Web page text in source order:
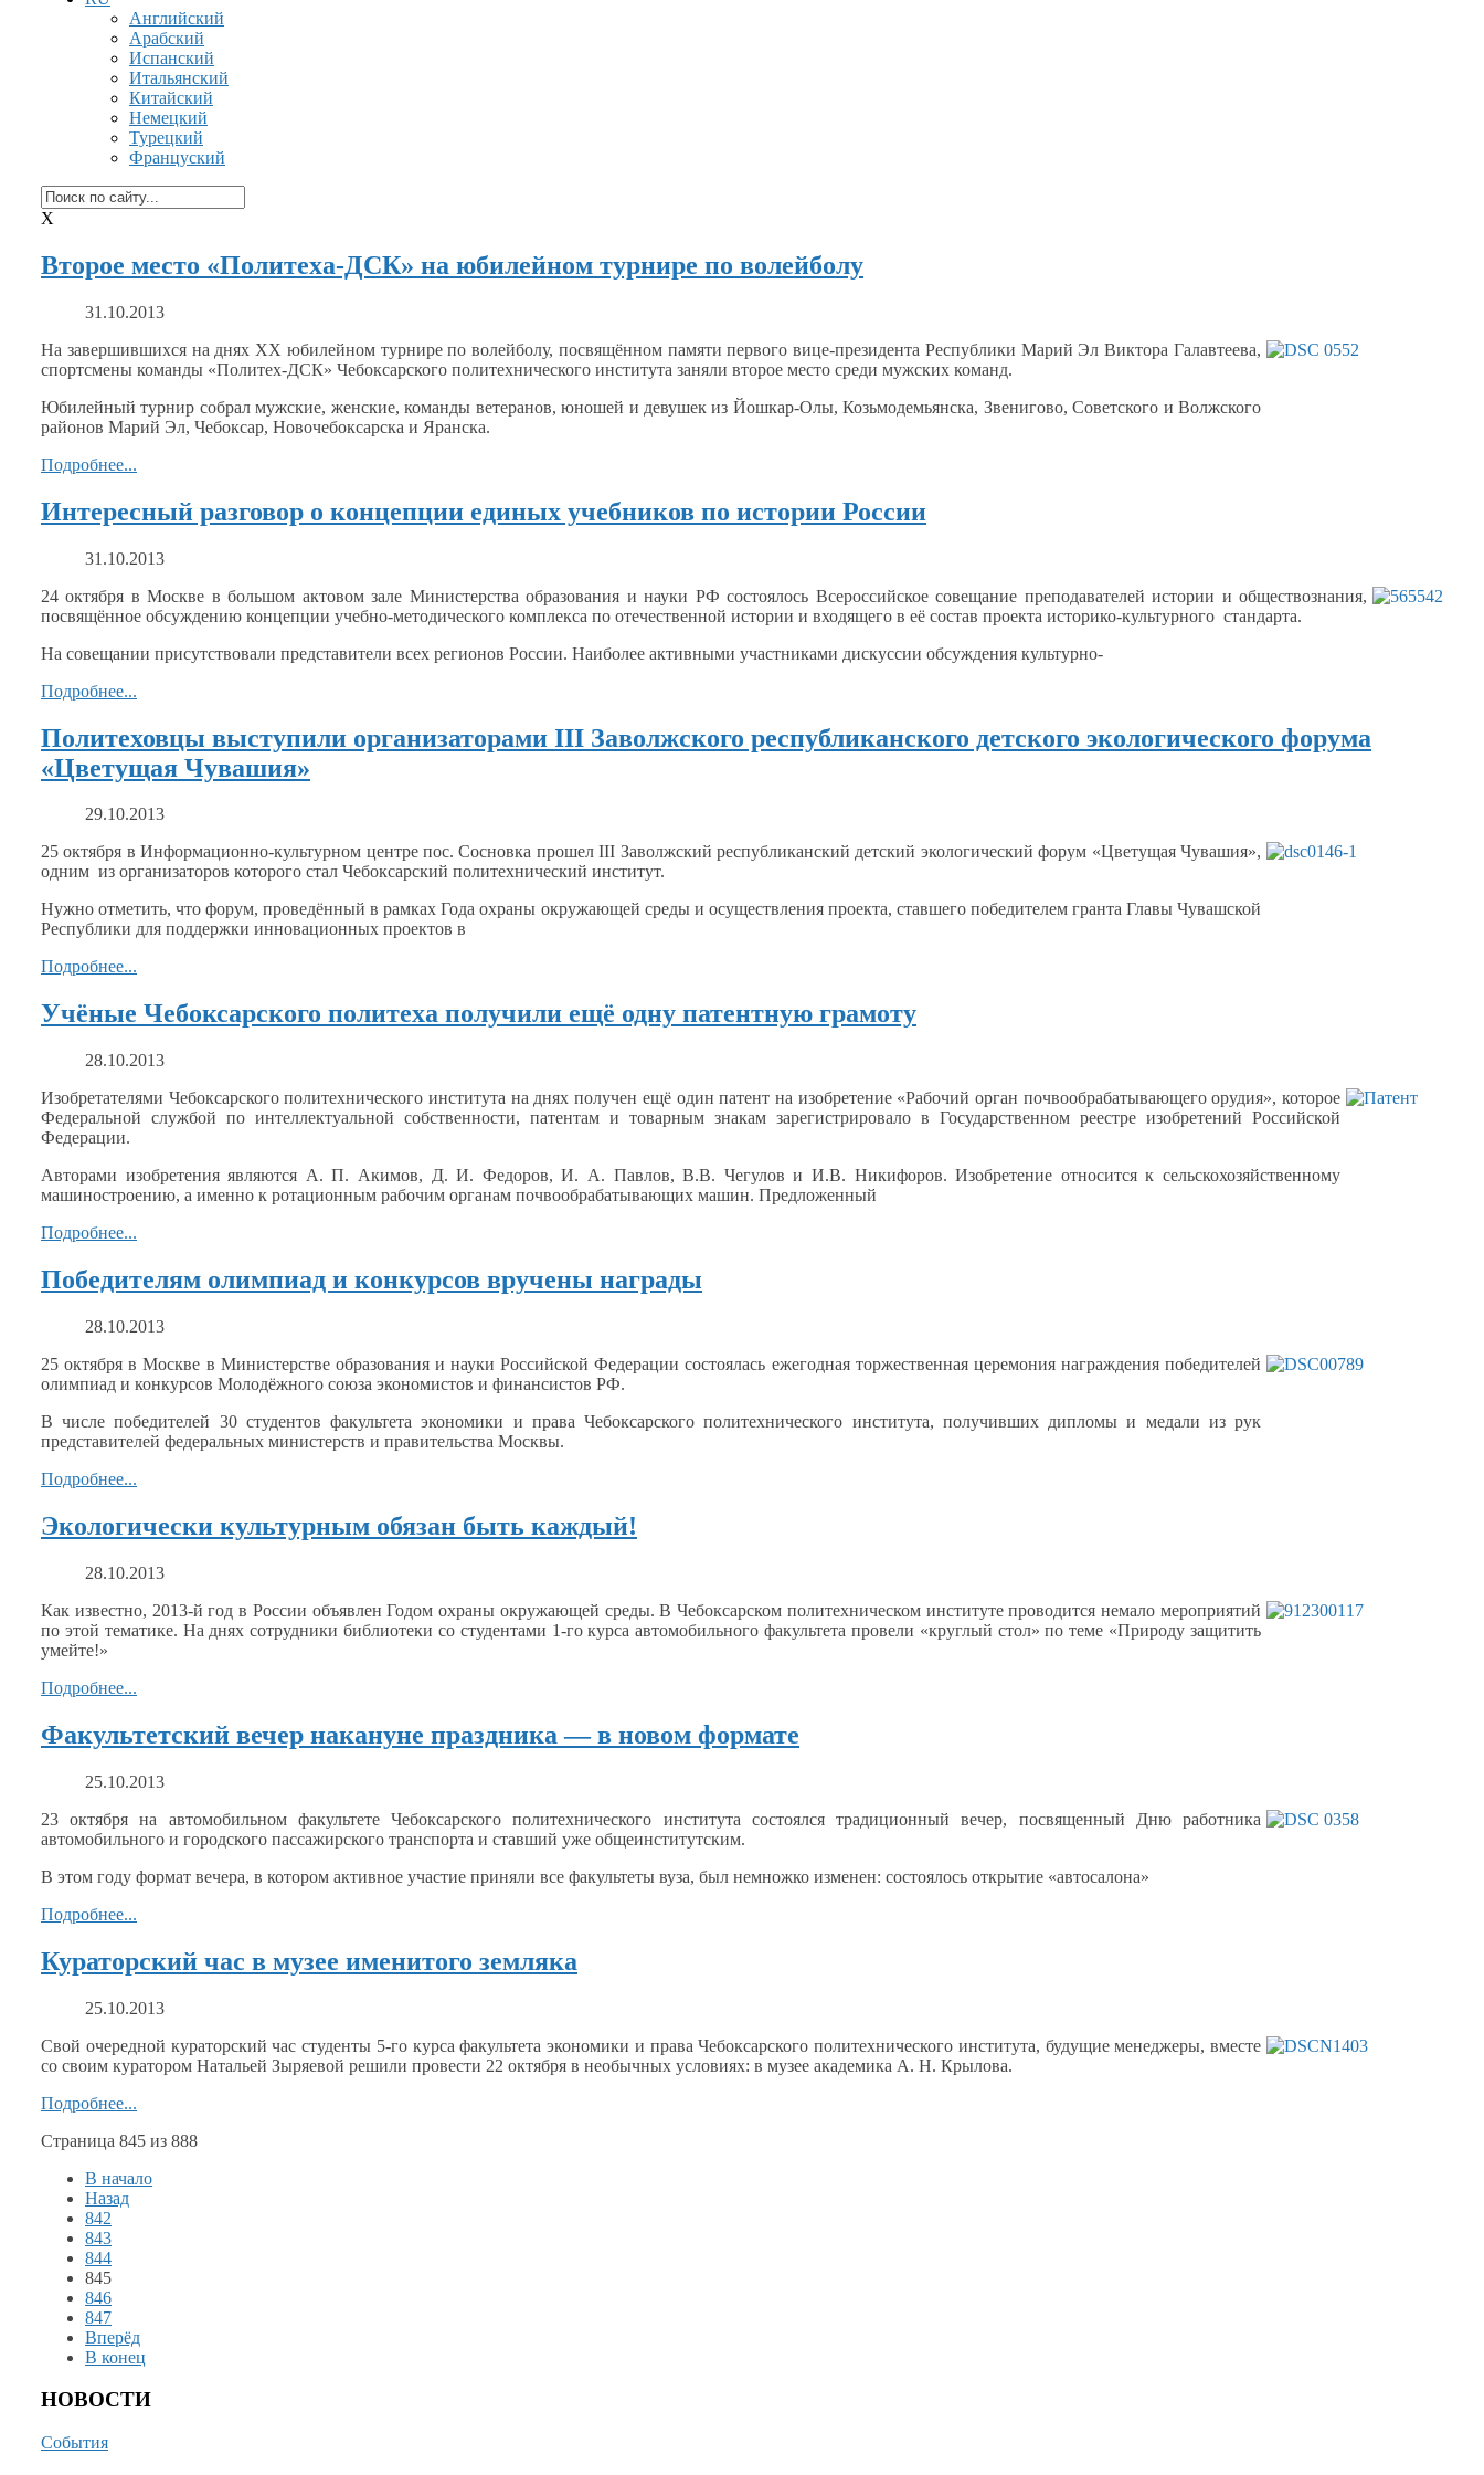
Английский
Арабский
Испанский
Итальянский
Китайский
Немецкий
Турецкий
Француский
X
Второе место «Политеха-ДСК» на юбилейном турнире по волейболу
31.10.2013
На завершившихся на днях ХХ юбилейном турнире по волейболу, посвящённом памяти первого вице-президента Республики Марий Эл Виктора Галавтеева,
спортсмены команды «Политех-ДСК» Чебоксарского политехнического института заняли второе место среди мужских команд.
Юбилейный турнир собрал мужские, женские, команды ветеранов, юношей и девушек из Йошкар-Олы, Козьмодемьянска, Звенигово, Советского и Волжского
районов Марий Эл, Чебоксар, Новочебоксарска и Яранска.
Подробнее...
Интересный разговор о концепции единых учебников по истории России
31.10.2013
24 октября в Москве в большом актовом зале Министерства образования и науки РФ состоялось Всероссийское совещание преподавателей истории и обществознания,
посвящённое обсуждению концепции учебно-методического комплекса по отечественной истории и входящего в её состав проекта историко-культурного стандарта.
На совещании присутствовали представители всех регионов России. Наиболее активными участниками дискуссии обсуждения культурно-
Подробнее...
Политеховцы выступили организаторами III Заволжского республиканского детского экологического форума
«Цветущая Чувашия»
29.10.2013
25 октября в Информационно-культурном центрепос. Сосновка прошелIII Заволжский республиканский детский экологический форум «Цветущая Чувашия»,
одним из организаторов которого стал Чебоксарский политехнический институт.
Нужно отметить, что форум, проведённыйв рамках Года охраны окружающей среды и осуществленияпроекта, ставшего победителем гранта Главы Чувашской
Республики для поддержки инновационных проектов в
Подробнее...
Учёные Чебоксарского политеха получили ещё одну патентную грамоту
28.10.2013
Изобретателями Чебоксарского политехнического института на днях получен ещё один патент на изобретение«Рабочий орган почвообрабатывающего орудия», которое
Федеральной службой по интеллектуальной собственности, патентам и товарным знакам зарегистрировало в Государственном реестре изобретений Российской
Федерации.
Авторами изобретения являются А. П. Акимов, Д. И. Федоров, И. А. Павлов, В.В. Чегулов и И.В. Никифоров. Изобретение относитсяк сельскохозяйственному
машиностроению, а именно к ротационным рабочим органам почвообрабатывающих машин. Предложенный
Подробнее...
Победителям олимпиад и конкурсов вручены награды
28.10.2013
25 октябряв Москве в Министерстве образования и науки Российской Федерации состоялась ежегодная торжественная церемония награждения победителей
олимпиад и конкурсов Молодёжного союза экономистов и финансистов РФ.
В числе победителей 30 студентов факультета экономики и права Чебоксарского политехнического института, получивших дипломыи медали из рук
представителей федеральных министерств и правительства Москвы.
Подробнее...
Экологически культурным обязан быть каждый!
28.10.2013
Как известно, 2013-й годв России объявлен Годом охраны окружающей среды.В Чебоксарском политехническом институте проводится немало мероприятий
по этой тематике. На днях сотрудники библиотеки со студентами 1-го курса автомобильного факультета провели «круглый стол» по теме «Природу защитить
умейте!»
Подробнее...
Факультетский вечер накануне праздника — в новом формате
25.10.2013
23 октябряна автомобильномфакультете Чебоксарского политехнического института состоялся традиционный вечер, посвященный Дню работника
автомобильного и городского пассажирского транспорта и ставший уже общеинститутским.
В этом году формат вечера, в котором активное участие приняли все факультеты вуза, был немножко изменен: состоялось открытие «автосалона»
Подробнее...
Кураторский час в музее именитого земляка
25.10.2013
Свой очередной кураторский час студенты 5-го курса факультета экономики и права Чебоксарского политехнического института, будущие менеджеры, вместе
со своим куратором Натальей Зыряевой решили провести 22 октября в необычных условиях: в музее академика А. Н. Крылова.
Подробнее...
Страница 845 из 888
В начало
Назад
842
843
844
845
846
847
Вперёд
В конец
НОВОСТИ
События